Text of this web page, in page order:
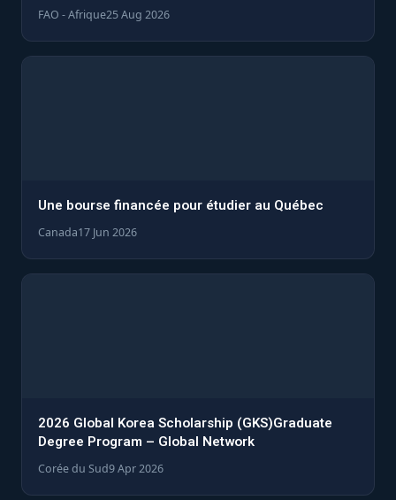
FAO - Afrique25 Aug 2026
Une bourse financée pour étudier au Québec
Canada17 Jun 2026
2026 Global Korea Scholarship (GKS)Graduate
Degree Program – Global Network
Corée du Sud9 Apr 2026